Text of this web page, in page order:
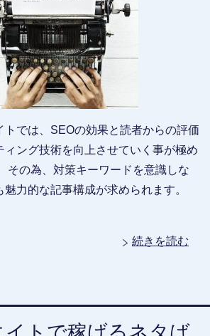
トでは、SEOの効果と読者からの評価
ィング技術を向上させていく事が極め
その為、対策キーワードを意識しな
力的な記事構成が求められます。
続きを読む